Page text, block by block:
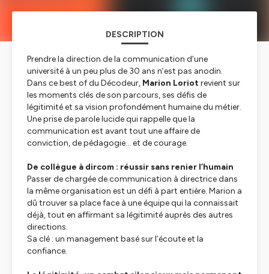
DESCRIPTION
Prendre la direction de la communication d’une
université à un peu plus de 30 ans n’est pas anodin.
Dans ce best of du Décodeur, Marion Loriotrevient sur
les moments clés de son parcours, ses défis de
légitimité et sa vision profondément humaine du métier.
Une prise de parole lucide qui rappelle que la
communication est avant tout une affaire de
conviction, de pédagogie… et de courage.
De collègue à dircom : réussir sans renier l’humain
Passer de chargée de communication à directrice dans
la même organisation est un défi à part entière. Marion a
dû trouver sa place face à une équipe qui la connaissait
déjà, tout en affirmant sa légitimité auprès des autres
directions.
Sa clé : un management basé sur l’écoute et la
confiance.